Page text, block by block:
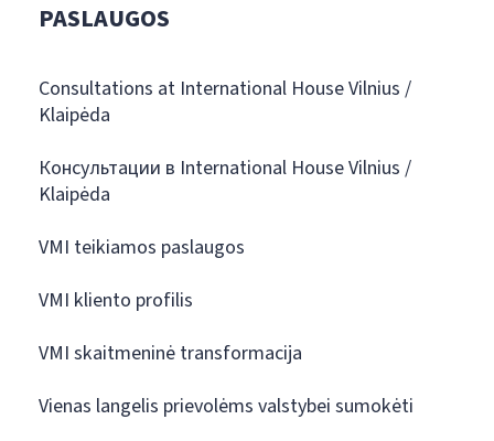
PASLAUGOS
Consultations at International House Vilnius /
Klaipėda
Консультации в International House Vilnius /
Klaipėda
VMI teikiamos paslaugos
VMI kliento profilis
VMI skaitmeninė transformacija
Vienas langelis prievolėms valstybei sumokėti